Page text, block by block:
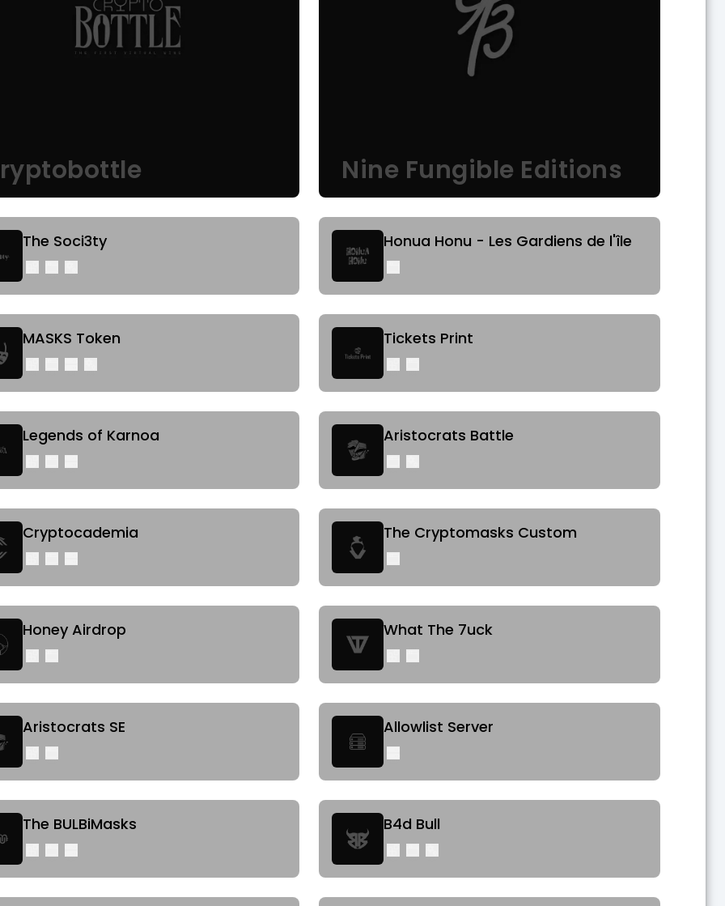
Nine Fungible Editions
The Soci3ty Honua Honu - Les Gardiens de l'île
MASKS Token Tickets Print
Legends of Karnoa Aristocrats Battle
Cryptocademia The Cryptomasks Custom
Honey Airdrop What The 7uck
Aristocrats SE Allowlist Server
The BULBiMasks B4d Bull